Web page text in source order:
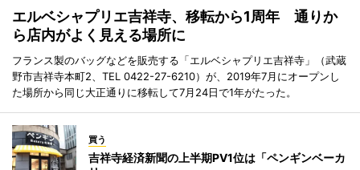
エルベシャプリエ吉祥寺、移転から1周年 通りか
ら店内がよく見える場所に
フランス製のバッグなどを販売する「エルベシャプリエ吉祥寺」（武蔵
野市吉祥寺本町2、TEL 0422-27-6210）が、2019年7月にオープンし
た場所から同じ大正通りに移転して7月24日で1年がたった。
買う
吉祥寺経済新聞の上半期PV1位は「ペンギンベーカ